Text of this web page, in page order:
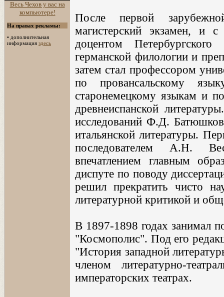
Весь Чехов у вас на
компьютере!
На правах рекламы:
• дополнительная
информация здесь
После первой
магистерский экзамен, и
доцентом
германской филологии и
затем стал профессором
по провансальскому
старонемецкому языкам и
древнеиспанской
исследований Ф.Д.
итальянской литературы.
последователем А.Н.
впечатлением главным
диспуте по поводу
решил прекратить чисто
литературной критикой и
В 1897-1898 годах занимал
"Космополис". Под его
"История западной
членом литературно-
императорских театрах.